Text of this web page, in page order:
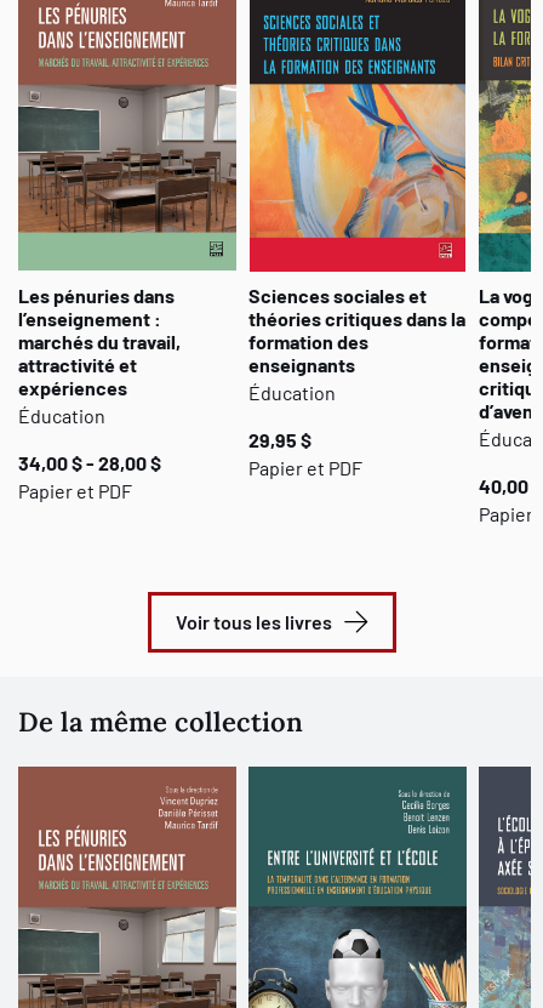
partage ou division ? Partant de ces questions, cet ouvrage
décrit, analyse et conceptualise dans trois sociétés, soit la
France, le Québec et la Suisse, la situation de l’école
contemporaine à la lumière des transformations de l’organisation
du travail des acteurs scolaires.
Les pénuries dans
l’enseignement :
marchés du travail,
attractivité et
expériences
Éducation
34,00 $ - 28,00 $
Papier et PDF
Sciences sociales et
théories critiques dans la
formation des
enseignants
Éducation
29,95 $
Papier et PDF
La
40,00 $
Papier
Voir tous les livres
De la même collection